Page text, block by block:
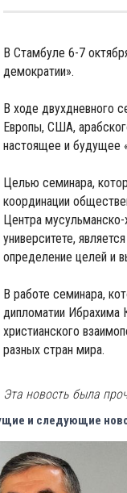
В Стамбуле 6-7
демократии».
В ходе двухдневного
Европы, США,
настоящее и будущее
Целью семинара,
координации
Центра
университете,
определение целей и
В работе семинара,
дипломатии Ибрахима
христианского
разных стран мира.
Эта новость была
и следующие